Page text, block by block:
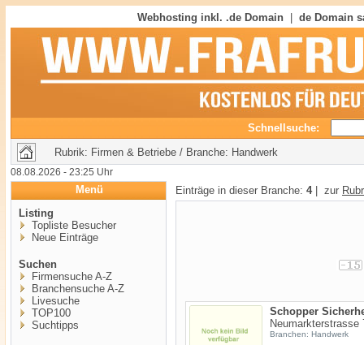
Webhosting inkl. .de Domain de Domain
Schnellsuche:
Rubrik: Firmen & Betriebe / Branche: Handwerk
08.08.2026 - 23:25 Uhr
Menü
Listing
Topliste Besucher
Neue Einträge
Suchen
Firmensuche A-Z
Branchensuche A-Z
Livesuche
TOP100
Suchtipps
Einträge in dieser Branche: 4| zur
Schopper
Neumarkterstrasse
Branchen: Handwerk